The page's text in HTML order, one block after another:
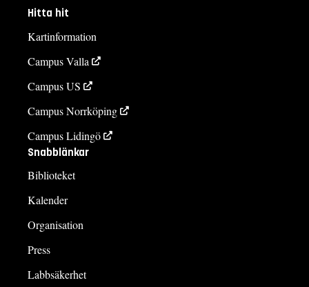
Hitta hit
Kartinformation
Campus Valla
Campus US
Campus Norrköping
Campus Lidingö
Snabblänkar
Biblioteket
Kalender
Organisation
Press
Labbsäkerhet